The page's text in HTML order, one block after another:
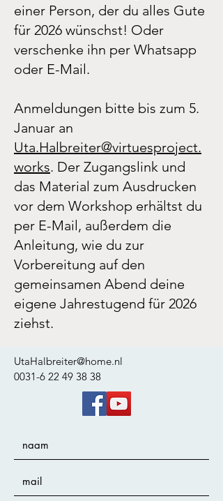
einer Person, der du alles Gute
für 2026 wünschst! Oder
verschenke ihn per Whatsapp
oder E-Mail.
Anmeldungen bitte bis zum 5.
Januar an
Uta.Halbreiter@virtuesproject.
works. Der Zugangslink und
das Material zum Ausdrucken
vor dem Workshop erhältst du
per E-Mail, außerdem die
Anleitung, wie du zur
Vorbereitung auf den
gemeinsamen Abend deine
eigene Jahrestugend für 2026
ziehst.
UtaHalbreiter@home.nl
0031-6 22 49 38 38